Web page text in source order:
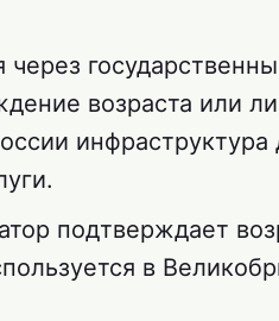
через
возраста или
инфраструктура
подтверждает
в